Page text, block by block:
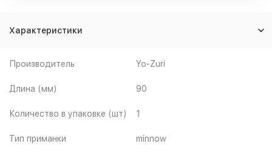
Характеристики
Производитель Yo-Zuri
Длина (мм) 90
Количество в упаковке (шт) 1
Тип приманки minnow